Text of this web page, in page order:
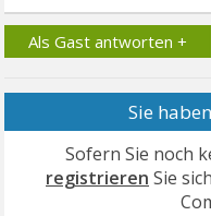
Als Gast antworten +
Sie
Sofern Sie noch
registrieren Sie